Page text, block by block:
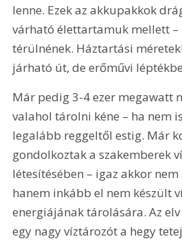
lenne. Ezek az akkupakkok
várható élettartamuk mellett –
térülnének. Háztartási
járható út, de erőművi
Már pedig 3-4 ezer megawatt
valahol tárolni kéne – ha nem
legalább reggeltől estig. Már
gondolkoztak a szakemberek
létesítésében – igaz akkor
hanem inkább el nem készült
energiájának tárolására. Az
egy nagy víztározót a hegy